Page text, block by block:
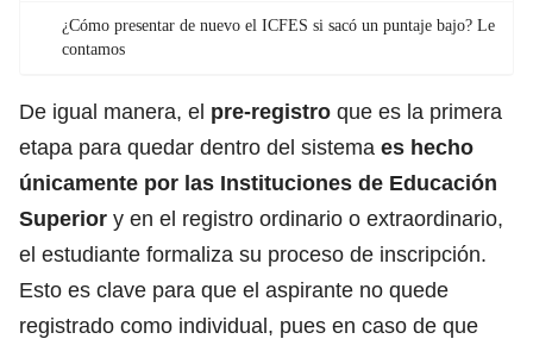
¿Cómo presentar de nuevo el ICFES si sacó un puntaje bajo? Le
contamos
De igual manera, el pre-registro que es la primera
etapa para quedar dentro del sistema es hecho
únicamente por las Instituciones de Educación
Superior y en el registro ordinario o extraordinario,
el estudiante formaliza su proceso de inscripción.
Esto es clave para que el aspirante no quede
registrado como individual, pues en caso de que